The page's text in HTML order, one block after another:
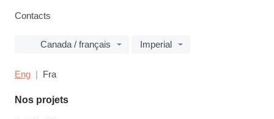
Contacts
Canada / français Imperial
Eng Fra
Nos projets